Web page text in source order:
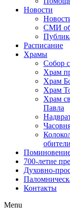
Новости
СМИ об
Расписание
Храмы
Собор
Храм
Храм
Храм
Храм
Павла
обители
700-летие
Духовно-
Контакты
Menu